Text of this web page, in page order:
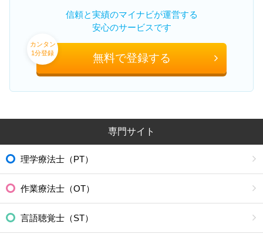
信頼と実績のマイナビが運営する
安心のサービスです
無料で登録する
カンタン
1分登録
専門サイト
理学療法士（PT）
作業療法士（OT）
言語聴覚士（ST）